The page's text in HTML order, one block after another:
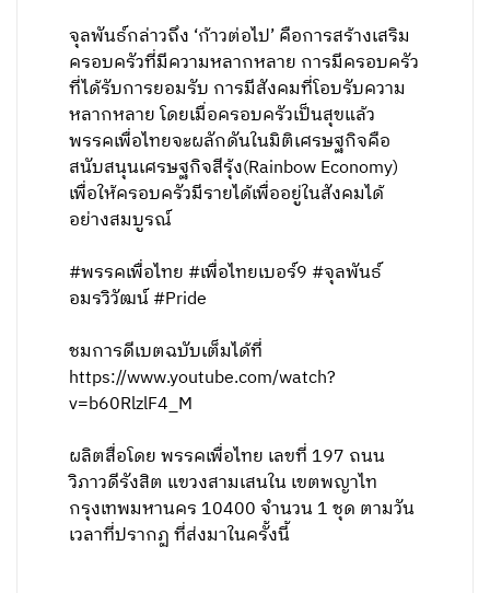
จุลพันธ์กล่าวถึง ‘ก้าวต่อไป’ คือการสร้างเสริม
ครอบครัวที่มีความหลากหลาย การมีครอบครัว
ที่ได้รับการยอมรับ การมีสังคมที่โอบรับความ
หลากหลาย โดยเมื่อครอบครัวเป็นสุขแล้ว
พรรคเพื่อไทยจะผลักดันในมิติเศรษฐกิจคือ
สนับสนุนเศรษฐกิจสีรุ้ง(Rainbow Economy)
เพื่อให้ครอบครัวมีรายได้เพื่ออยู่ในสังคมได้
อย่างสมบูรณ์
#พรรคเพื่อไทย #เพื่อไทยเบอร์9 #จุลพันธ์
อมรวิวัฒน์ #Pride
ชมการดีเบตฉบับเต็มได้ที่
https://www.youtube.com/watch?
v=b60RlzlF4_M
ผลิตสื่อโดย พรรคเพื่อไทย เลขที่ 197 ถนน
วิภาวดีรังสิต แขวงสามเสนใน เขตพญาไท
กรุงเทพมหานคร 10400 จำนวน 1 ชุด ตามวัน
เวลาที่ปรากฏ ที่ส่งมาในครั้งนี้